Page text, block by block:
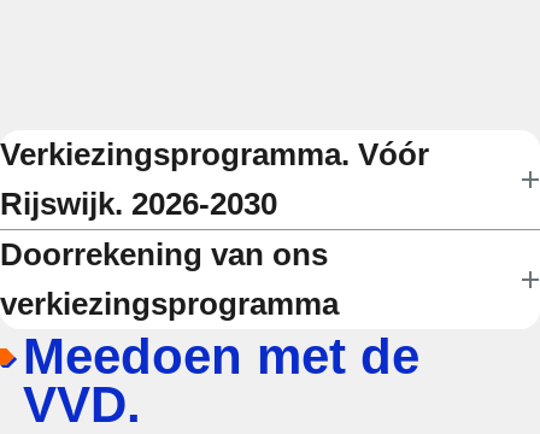
Verkiezingsprogramma. Vóór
Rijswijk. 2026-2030
Doorrekening van ons
verkiezingsprogramma
Meedoen met de
VVD.